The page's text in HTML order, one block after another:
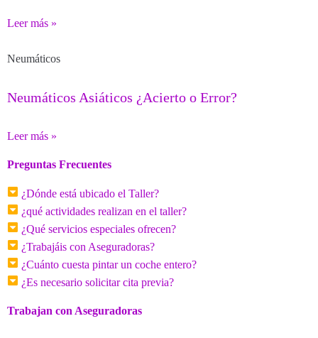
Leer más »
Neumáticos
Neumáticos Asiáticos ¿Acierto o Error?
Leer más »
Preguntas Frecuentes
¿Dónde está ubicado el Taller?
¿qué actividades realizan en el taller?
¿Qué servicios especiales ofrecen?
¿Trabajáis con Aseguradoras?
¿Cuánto cuesta pintar un coche entero?
¿Es necesario solicitar cita previa?
Trabajan con Aseguradoras